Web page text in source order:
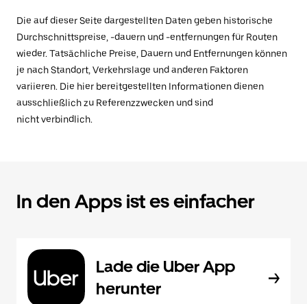
Die auf dieser Seite dargestellten Daten geben historische
Durchschnittspreise, -dauern und -entfernungen für Routen
wieder. Tatsächliche Preise, Dauern und Entfernungen können
je nach Standort, Verkehrslage und anderen Faktoren
variieren. Die hier bereitgestellten Informationen dienen
ausschließlich zu Referenzzwecken und sind
nicht verbindlich.
In den Apps ist es einfacher
Lade die Uber App
herunter